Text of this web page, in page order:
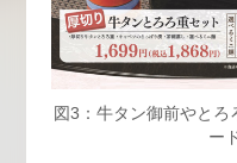
図3：牛タン御前やと
ー